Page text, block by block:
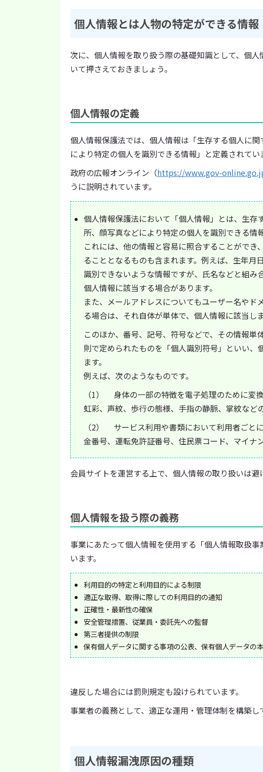
個人情報とは人物の特定ができる情報
次に、個人情報を取り扱う際の基礎知識として、個
いて押さえておきましょう。
個人情報の定義
個人情報保護法では、個人情報は「生存する個人に
により特定の個人を識別できる情報」と定義されてい
政府の広報オンライン（https://www.gov-
うに説明されています。
個人情報保護法において「個人情報」とは、生
所、顔写真などにより特定の個人を識別できる情
これには、他の情報と容易に照合することがで
ることとなるものも含まれます。例えば、生年
識別できないような情報ですが、氏名などと組み
個人情報に該当する場合があります。
また、メールアドレスについてもユーザー名や
る場合は、それ自体が単体で、個人情報に該当しま
このほか、番号、記号、符号などで、その情報
則で定められたものを「個人識別符号」といい
ます。
例えば、次のようなものです。
（1） 身体の一部の特徴を電子処理のために変
虹彩、声紋、歩行の態様、手指の静脈、掌紋など
（2） サービス利用や書類において利用者ごと
金番号、運転免許証番号、住民票コード、マイナ
会員サイトを運営する上で、個人情報の取り扱いは避
個人情報を扱う際の義務
事業にあたって個人情報を使用する「個人情報取扱
います。
利用目的の特定と利用目的による制限
適正な取得、取得に際しての利用目的の通知
正確性・最新性の確保
安全管理措置、従業員・委託先への監督
第三者提供の制限
保有個人データに関する事項の公表、保有個人データの
違反した場合には罰則規定も設けられています。
事業者の義務として、適正な運用・管理体制を構築し
個人情報漏洩原因の種類